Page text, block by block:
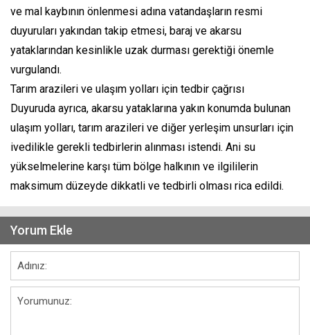
ve mal kaybının önlenmesi adına vatandaşların resmi
duyuruları yakından takip etmesi, baraj ve akarsu
yataklarından kesinlikle uzak durması gerektiği önemle
vurgulandı.
Tarım arazileri ve ulaşım yolları için tedbir çağrısı
Duyuruda ayrıca, akarsu yataklarına yakın konumda bulunan
ulaşım yolları, tarım arazileri ve diğer yerleşim unsurları için
ivedilikle gerekli tedbirlerin alınması istendi. Ani su
yükselmelerine karşı tüm bölge halkının ve ilgililerin
maksimum düzeyde dikkatli ve tedbirli olması rica edildi.
Yorum Ekle